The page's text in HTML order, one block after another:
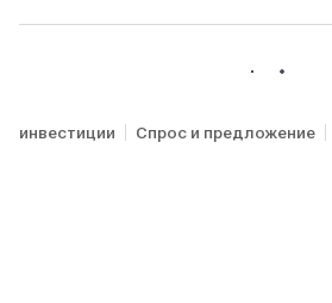
инвестиции Спрос и предложение